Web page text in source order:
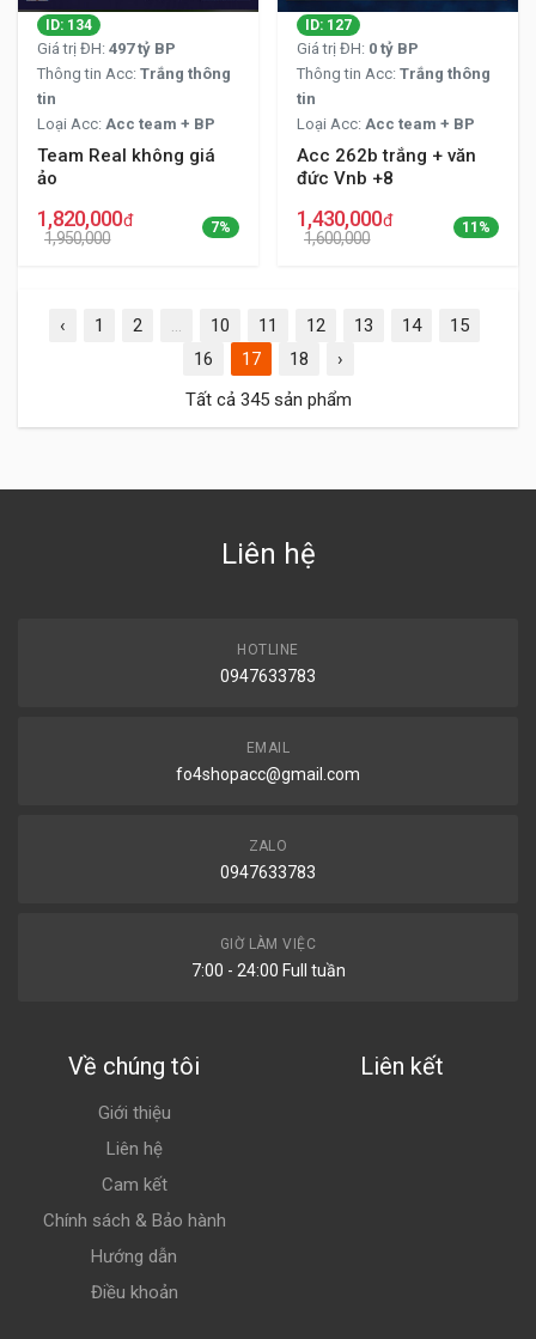
ID: 134
Giá trị ĐH: 497 tỷ BP
Thông tin Acc: Trắng thông
tin
Loại Acc: Acc team + BP
Team Real không giá
ảo
1,820,000đ
1,950,000
7%
ID: 127
Giá trị ĐH: 0 tỷ BP
Thông tin Acc: Trắng thông
tin
Loại Acc: Acc team + BP
Acc 262b trắng + văn
đức Vnb +8
1,430,000đ
1,600,000
11%
‹ 1 2 ... 10 11 12 13 14
15
16
17 18
›
Tất cả 345 sản phẩm
Liên hệ
HOTLINE
0947633783
EMAIL
fo4shopacc@gmail.com
ZALO
0947633783
GIỜ LÀM VIỆC
7:00 - 24:00 Full tuần
Về chúng tôi
Giới thiệu
Liên hệ
Cam kết
Chính sách & Bảo hành
Hướng dẫn
Điều khoản
Liên kết